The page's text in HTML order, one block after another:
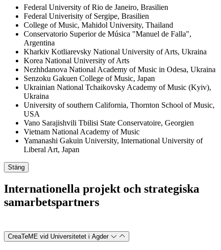
Federal University of Rio de Janeiro, Brasilien
Federal Univerisity of Sergipe, Brasilien
College of Music, Mahidol University, Thailand
Conservatorio Superior de Música "Manuel de Falla",
Argentina
Kharkiv Kotliarevsky National University of Arts, Ukraina
Korea National University of Arts
Nezhhdanova National Academy of Music in Odesa, Ukraina
Senzoku Gakuen College of Music, Japan
Ukrainian National Tchaikovsky Academy of Music (Kyiv),
Ukraina
University of southern California, Thornton School of Music,
USA
Vano Sarajishvili Tbilisi State Conservatoire, Georgien
Vietnam National Academy of Music
Yamanashi Gakuin University, International University of
Liberal Art, Japan
Stäng
Internationella projekt och strategiska
samarbetspartners
CreaTeME vid Universitetet i Agder